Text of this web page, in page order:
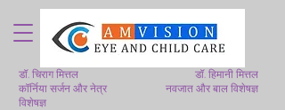
डॉ. चिराग मित्तल
कॉर्निया सर्जन और नेत्र
विशेषज्ञ
डॉ. हिमानी मित्तल
नवजात और बाल विशेषज्ञ